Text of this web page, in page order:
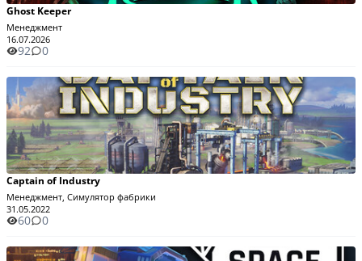
Ghost Keeper
Менеджмент
16.07.2026
92 0
Captain of Industry
Менеджмент, Симулятор фабрики
31.05.2022
60 0